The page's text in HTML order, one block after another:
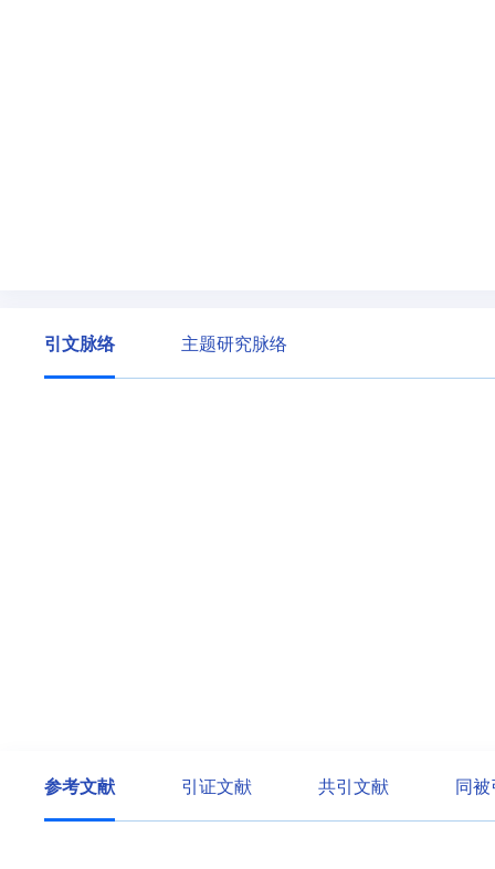
引文脉络 主题研究脉络
参考文献 引证文献 共引文献 同